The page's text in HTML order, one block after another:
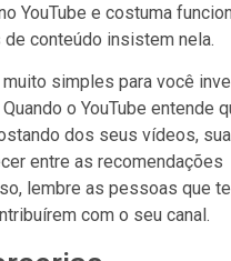
YouTube e costuma
conteúdo insistem nela.
simples para você
o YouTube entende
dos seus vídeos,
entre as recomendações
lembre as pessoas que te
com o seu canal.